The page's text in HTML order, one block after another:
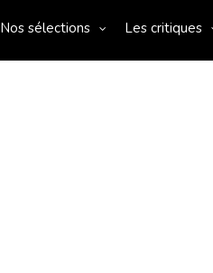
Nos sélections Les critiques